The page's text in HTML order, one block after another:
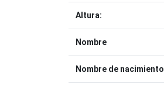
Altura:
Nombre
Nombre de nacimiento